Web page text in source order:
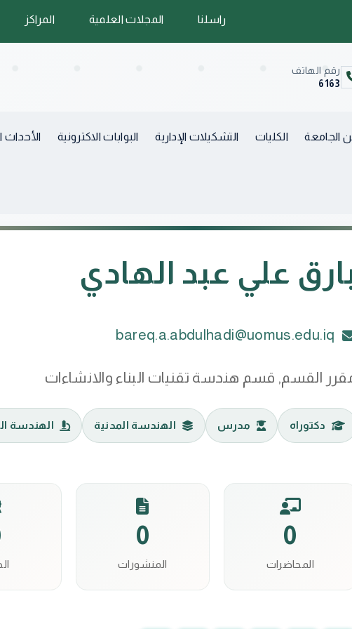
المراكز المجلات العلمية راسلنا
رقم الهاتف
6163
الجامعة الكليات التشكيلات الإدارية البوابات الاكترونية الأحداث
علي عبد الهادي
bareq.a.abdulhadi@uomus.edu.iq
القسم, قسم هندسة تقنيات البناء والانشاءات
دكتوراه مدرس الهندسة المدنية الهندسة
0
المحاضرات
0
المنشورات